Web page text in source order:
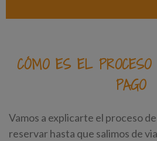
CÓMO ES EL
PAGO
Vamos a explicarte el proceso
reservar hasta que salimos de